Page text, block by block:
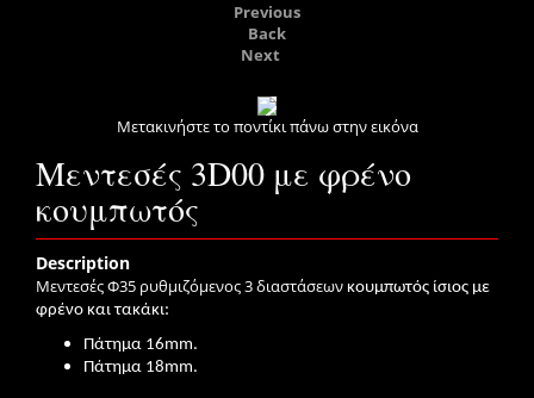
Previous
Back
Next
Μετακινήστε το ποντίκι πάνω στην εικόνα
Μεντεσές 3D00 με φρένο
κουμπωτός
Description
Μεντεσές Φ35 ρυθμιζόμενος 3 διαστάσεων κουμπωτός ίσιος με
φρένο και τακάκι:
Πάτημα 16mm.
Πάτημα 18mm.